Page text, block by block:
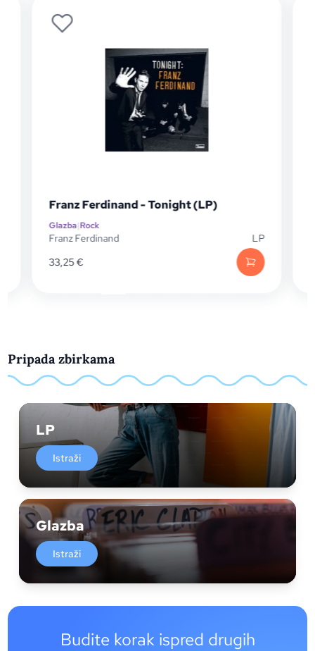
Franz Ferdinand - Tonight (LP)
Glazba|Rock
Franz Ferdinand
LP
33,25€
Pripada zbirkama
LP
Istraži
Glazba
Istraži
Budite korak ispred drugih